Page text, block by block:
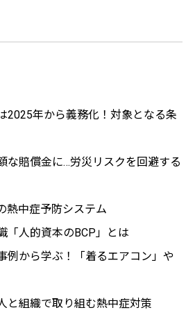
2025年から義務化！対象となる条
な賠償金に…労災リスクを回避する
熱中症予防システム
「人的資本のBCP」とは
例から学ぶ！「着るエアコン」や
と組織で取り組む熱中症対策